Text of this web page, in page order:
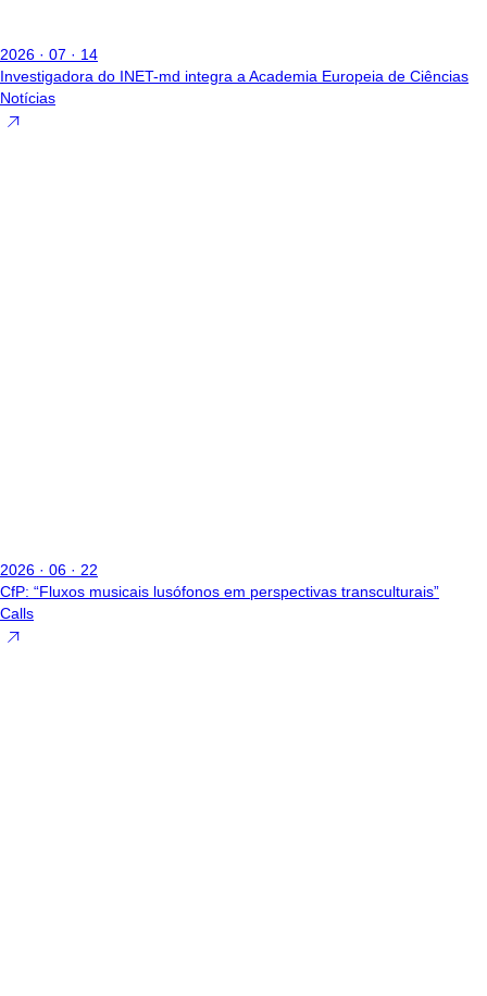
2026 · 07 · 14
Investigadora do INET-md integra a Academia Europeia de Ciências
Notícias
2026 · 06 · 22
CfP: “Fluxos musicais lusófonos em perspectivas transculturais”
Calls